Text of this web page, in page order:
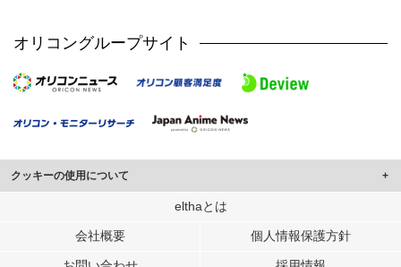
オリコングループサイト
クッキーの使用について
このサイトでは Cookie を使用して、ユーザーに合わせたコンテンツや広告の
行っています。
elthaとは
会社概要 個人情報保護方針